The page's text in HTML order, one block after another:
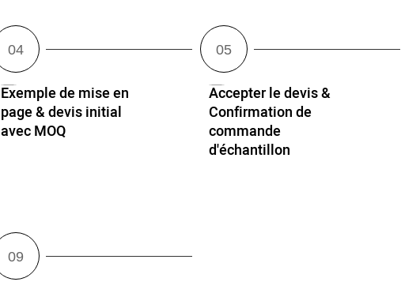
Exemple de mise en
page & devis initial
avec MOQ
Accepter le devis &
Confirmation de
commande
d'échantillon